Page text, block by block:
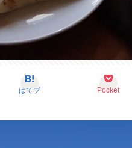
はてブ Pocket